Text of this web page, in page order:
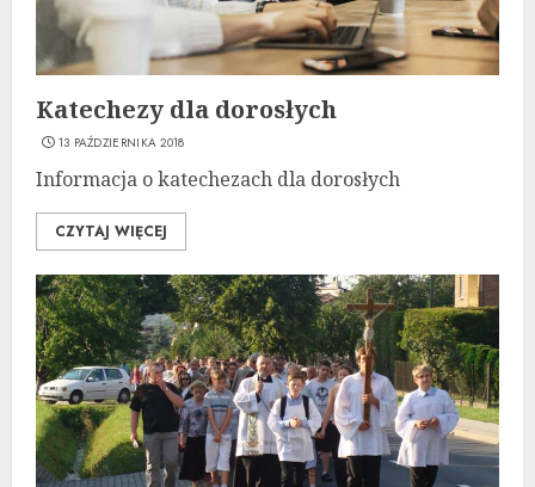
Katechezy dla dorosłych
13 PAŹDZIERNIKA 2018
Informacja o katechezach dla dorosłych
CZYTAJ WIĘCEJ